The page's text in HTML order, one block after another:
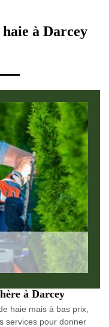
à Darcey
à Darcey
haie mais à bas prix,
services pour donner